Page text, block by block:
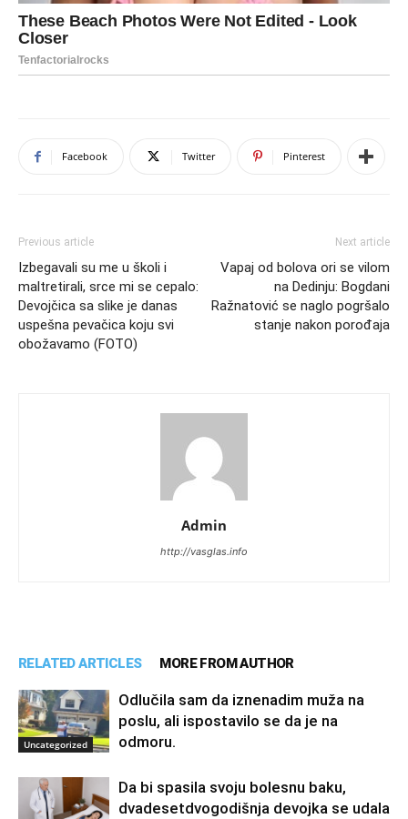
Facebook Twitter Pinterest
Previous article
Izbegavali su me u školi i
maltretirali, srce mi se cepalo:
Devojčica sa slike je danas
uspešna pevačica koju svi
obožavamo (FOTO)
Next article
Vapaj od bolova ori se vilom
na Dedinju: Bogdani
Ražnatović se naglo pogršalo
stanje nakon porođaja
Admin
http://vasglas.info
RELATED ARTICLES MORE FROM AUTHOR
Uncategorized
Odlučila sam da iznenadim muža na
poslu, ali ispostavilo se da je na
odmoru.
Da bi spasila svoju bolesnu baku,
dvadesetdvogodišnja devojka se udala